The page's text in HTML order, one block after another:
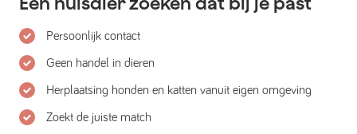
Persoonlijk contact
Geen handel in dieren
Herplaatsing honden en katten vanuit eigen omgeving
Zoekt de juiste match